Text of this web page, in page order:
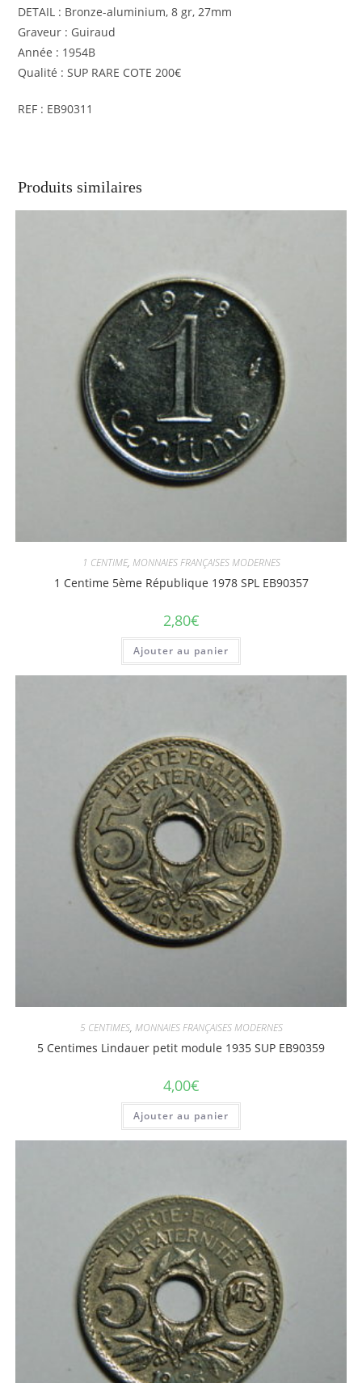
DETAIL : Bronze-aluminium, 8 gr, 27mm
Graveur : Guiraud
Année : 1954B
Qualité : SUP RARE COTE 200€
REF : EB90311
Produits similaires
1 CENTIME, MONNAIES FRANÇAISES MODERNES
1 Centime 5ème République 1978 SPL EB90357
2,80€
Ajouter au panier
5 CENTIMES, MONNAIES FRANÇAISES MODERNES
5 Centimes Lindauer petit module 1935 SUP EB90359
4,00€
Ajouter au panier